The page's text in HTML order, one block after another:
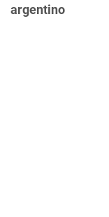
argentino